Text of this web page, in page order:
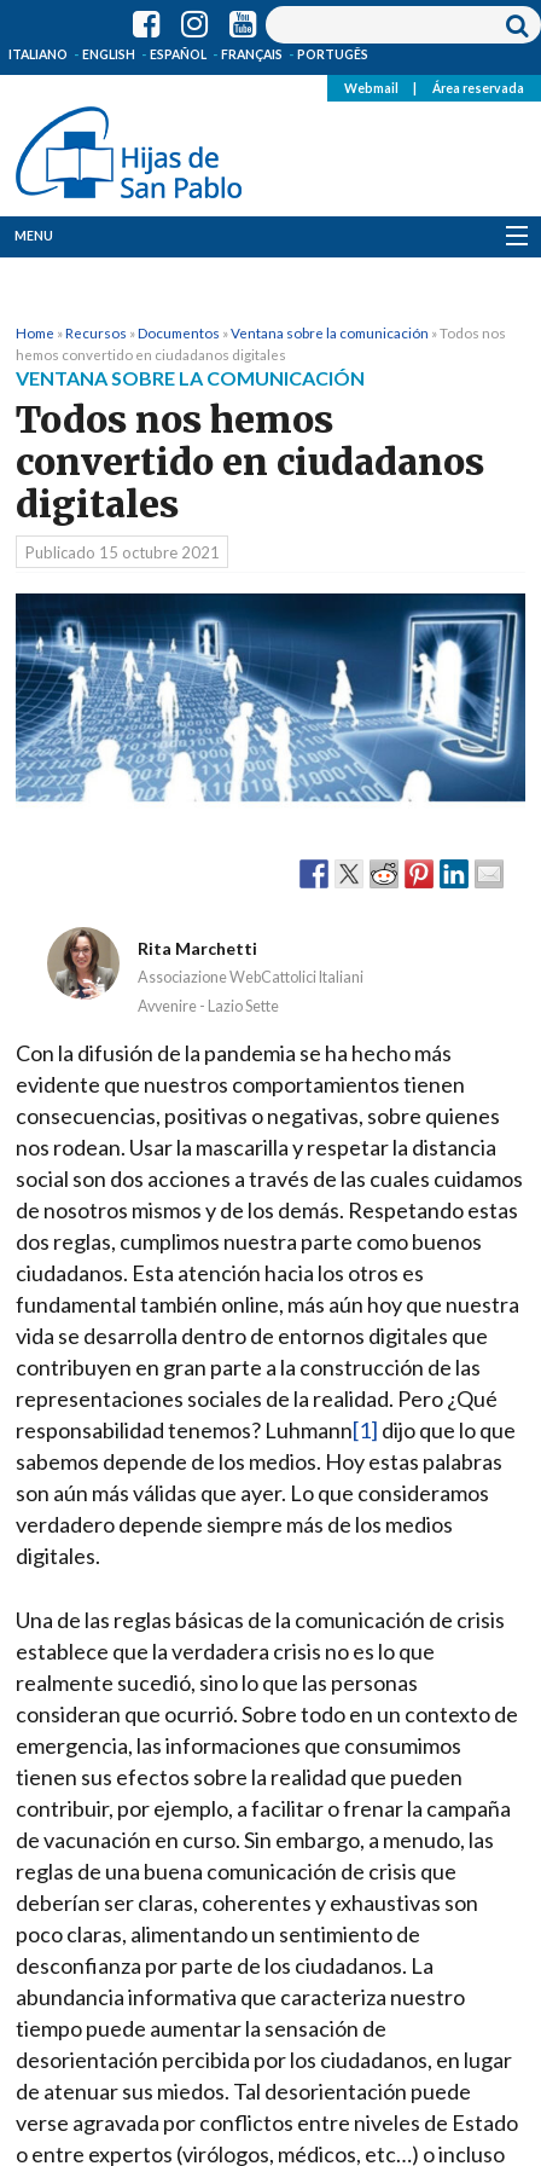
ITALIANO ENGLISH ESPAÑOL FRANÇAIS PORTUGÊS
Webmail Área reservada
MENU
Dónde estamos
Noticias
Recursos
Media
Home »Recursos »Documentos »Ventana sobre la comunicación »Todos nos
hemos convertido en ciudadanos digitales
VENTANA SOBRE LA COMUNICACIÓN
Todos nos hemos
convertido en ciudadanos
digitales
Publicado 15 octubre 2021
Rita Marchetti
Associazione WebCattolici Italiani
Avvenire - Lazio Sette
Con la difusión de la pandemia se ha hecho más
evidente que nuestros comportamientos tienen
consecuencias, positivas o negativas, sobre quienes
nos rodean. Usar la mascarilla y respetar la distancia
social son dos acciones a través de las cuales cuidamos
de nosotros mismos y de los demás. Respetando estas
dos reglas, cumplimos nuestra parte como buenos
ciudadanos. Esta atención hacia los otros es
fundamental también online, más aún hoy que nuestra
vida se desarrolla dentro de entornos digitales que
contribuyen en gran parte a la construcción de las
representaciones sociales de la realidad. Pero ¿Qué
responsabilidad tenemos? Luhmann[1] dijo que lo que
sabemos depende de los medios. Hoy estas palabras
son aún más válidas que ayer. Lo que consideramos
verdadero depende siempre más de los medios
digitales.
Una de las reglas básicas de la comunicación de crisis
establece que la verdadera crisis no es lo que
realmente sucedió, sino lo que las personas
consideran que ocurrió. Sobre todo en un contexto de
emergencia, las informaciones que consumimos
tienen sus efectos sobre la realidad que pueden
contribuir, por ejemplo, a facilitar o frenar la campaña
de vacunación en curso. Sin embargo, a menudo, las
reglas de una buena comunicación de crisis que
deberían ser claras, coherentes y exhaustivas son
poco claras, alimentando un sentimiento de
desconfianza por parte de los ciudadanos. La
abundancia informativa que caracteriza nuestro
tiempo puede aumentar la sensación de
desorientación percibida por los ciudadanos, en lugar
de atenuar sus miedos. Tal desorientación puede
verse agravada por conflictos entre niveles de Estado
o entre expertos (virólogos, médicos, etc…) o incluso